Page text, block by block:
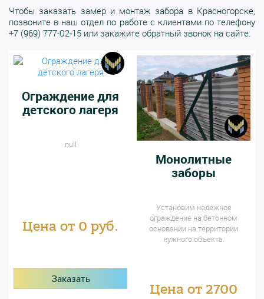
Чтобы заказать замер и монтаж забора в Красногорске,
позвоните в наш отдел по работе с клиентами по телефону
+7 (969) 777-02-15 или закажите обратный звонок на сайте.
Ограждение для
детского лагеря
null
Цена от 0 руб.
Заказать
Монолитные
заборы
Установим надежное
ограждение на бетонном
основании на территории
нужного объекта.
Цена от 2700